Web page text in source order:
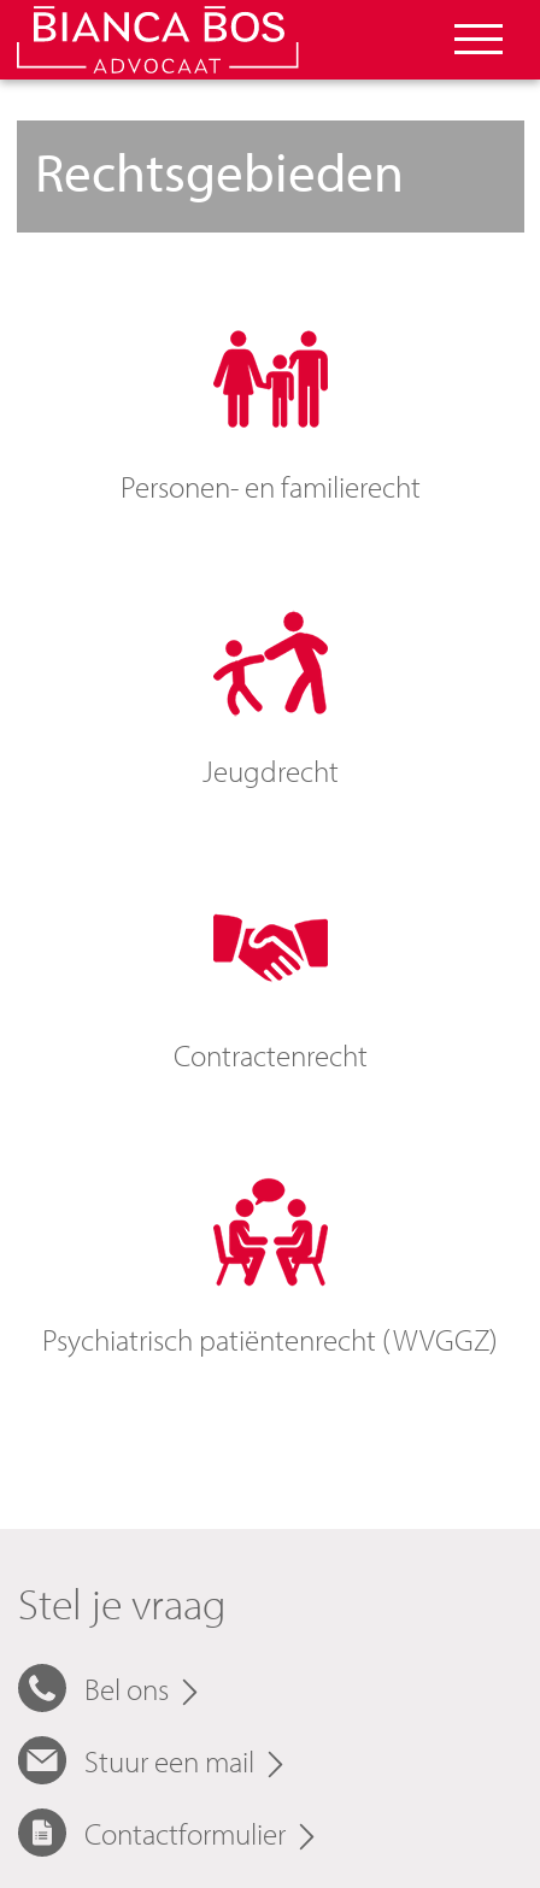
Rechtsgebieden
Personen- en familierecht
Jeugdrecht
Contractenrecht
Psychiatrisch patiëntenrecht (WVGGZ)
Stel je vraag
Bel ons
Stuur een mail
Contactformulier